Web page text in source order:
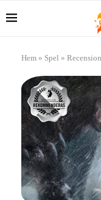
Hem » Spel »